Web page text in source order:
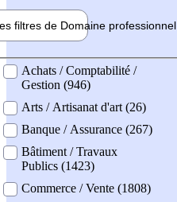
filtres de Domaine professionnel
professionel
Achats / Comptabilité /
Gestion (946)
Arts / Artisanat d'art (26)
Banque / Assurance (267)
Bâtiment / Travaux
Publics (1423)
Commerce / Vente (1808)